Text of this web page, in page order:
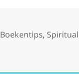
Categorieën
Boekentips,